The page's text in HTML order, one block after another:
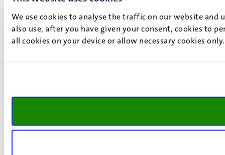
We use cookies to analyse the traffic on our website and
also use, after you have given your consent, cookies to
all cookies on your device or allow necessary cookies